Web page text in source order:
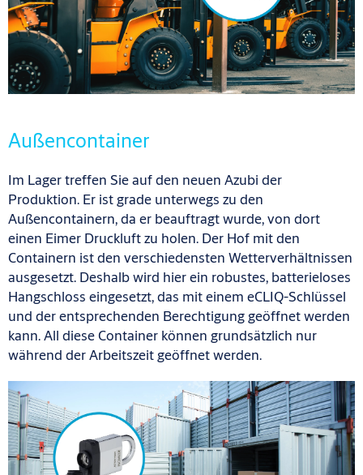
Außencontainer
Im Lager treffen Sie auf den neuen Azubi der
Produktion. Er ist grade unterwegs zu den
Außencontainern, da er beauftragt wurde, von dort
einen Eimer Druckluft zu holen. Der Hof mit den
Containern ist den verschiedensten Wetterverhältnissen
ausgesetzt. Deshalb wird hier ein robustes, batterieloses
Hangschloss eingesetzt, das mit einem eCLIQ-Schlüssel
und der entsprechenden Berechtigung geöffnet werden
kann. All diese Container können grundsätzlich nur
während der Arbeitszeit geöffnet werden.